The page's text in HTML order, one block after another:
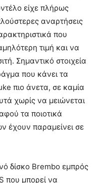
είχε πλήρως
αναρτήσεις
που
τιμή και να
Σημαντικό στοιχεία
που κάνει τα
πιο άνετα, σε καμία
χωρίς να μειώνεται
τα ποιοτικά
έχουν παραμείνει σε
δίσκο Brembo εμπρός
που μπορεί να